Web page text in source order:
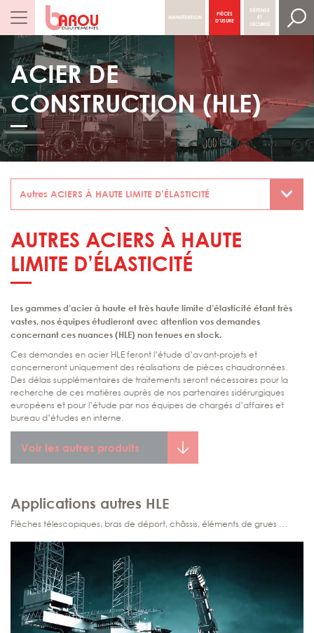
NAVIGATION PRINCIPALEMANUTENTION
PIÈCES
D’USURE
DÉFENSE
ET
SÉCURITÉ
ACIER DE
CONSTRUCTION (HLE)
AUTRES ACIERS À HAUTE
LIMITE D’ÉLASTICITÉ
Les gammes d’acier à haute et très haute limite d’élasticité étant très
vastes, nos équipes étudieront avec attention vos demandes
concernant ces nuances (HLE) non tenues en stock.
Ces demandes en acier HLE feront l’étude d’avant-projets et
concerneront uniquement des réalisations de pièces chaudronnées.
Des délais supplémentaires de traitements seront nécessaires pour la
recherche de ces matières auprès de nos partenaires sidérurgiques
européens et pour l’étude par nos équipes de chargés d’affaires et
bureau d’études en interne.
Voir les autres produits
Applications autres HLE
Flèches télescopiques, bras de déport, châssis, éléments de grues …